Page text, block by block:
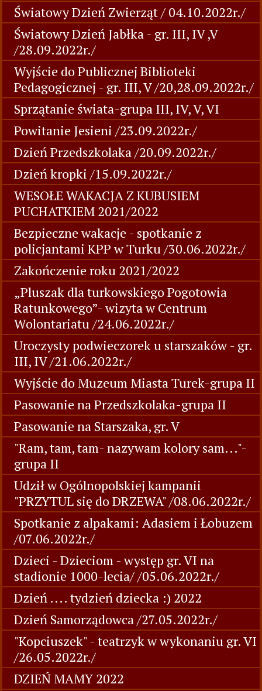
Światowy Dzień Zwierząt / 04.10.2022r./
Światowy Dzień Jabłka - gr. III, IV ,V
/28.09.2022r./
Wyjście do Publicznej Biblioteki
Pedagogicznej - gr. III, V /20,28.09.2022r./
Sprzątanie świata-grupa III, IV, V, VI
Powitanie Jesieni /23.09.2022r./
Dzień Przedszkolaka /20.09.2022r./
Dzień kropki /15.09.2022r./
WESOŁE WAKACJA Z KUBUSIEM
PUCHATKIEM 2021/2022
Bezpieczne wakacje - spotkanie z
policjantami KPP w Turku /30.06.2022r./
Zakończenie roku 2021/2022
„Pluszak dla turkowskiego Pogotowia
Ratunkowego”- wizyta w Centrum
Wolontariatu /24.06.2022r./
Uroczysty podwieczorek u starszaków - gr.
III, IV /21.06.2022r./
Wyjście do Muzeum Miasta Turek-grupa II
Pasowanie na Przedszkolaka-grupa II
Pasowanie na Starszaka, gr. V
"Ram, tam, tam- nazywam kolory sam..."-
grupa II
Udził w Ogólnopolskiej kampanii
"PRZYTUL się do DRZEWA" /08.06.2022r./
Spotkanie z alpakami: Adasiem i Łobuzem
/07.06.2022r./
Dzieci - Dzieciom - występ gr. VI na
stadionie 1000-lecia/ /05.06.2022r./
Dzień .... tydzień dziecka :) 2022
Dzień Samorządowca /27.05.2022r./
"Kopciuszek" - teatrzyk w wykonaniu gr. VI
/26.05.2022r./
DZIEŃ MAMY 2022